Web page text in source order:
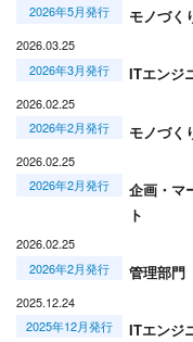
2026年5月発行
モノづく
2026.03.25
2026年3月発行
ITエンジ
2026.02.25
2026年2月発行
モノづく
2026.02.25
2026年2月発行
企画・マ
ト
2026.02.25
2026年2月発行
管理部門
2025.12.24
2025年12月発行
ITエンジ